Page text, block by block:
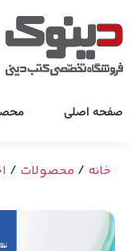
صفحه اصلی
خانه / محصولات /